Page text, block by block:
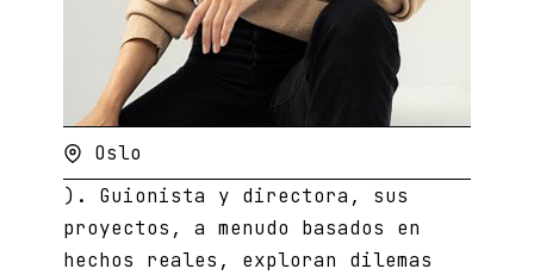
Oslo
). Guionista y directora, sus
proyectos, a menudo basados en
hechos reales, exploran dilemas